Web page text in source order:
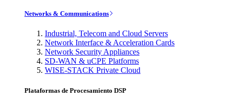
Networks & Communications
Industrial, Telecom and Cloud Servers
Network Interface & Acceleration Cards
Network Security Appliances
SD-WAN & uCPE Platforms
WISE-STACK Private Cloud
Plataformas de Procesamiento DSP